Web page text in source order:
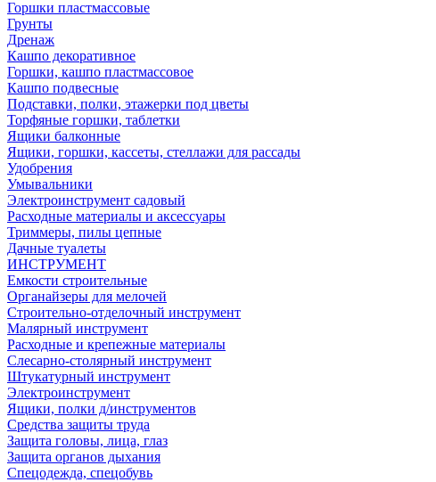
Горшки пластмассовые
Грунты
Дренаж
Кашпо декоративное
Горшки, кашпо пластмассовое
Кашпо подвесные
Подставки, полки, этажерки под цветы
Торфяные горшки, таблетки
Ящики балконные
Ящики, горшки, кассеты, стеллажи для рассады
Удобрения
Умывальники
Электроинструмент садовый
Расходные материалы и аксессуары
Триммеры, пилы цепные
Дачные туалеты
ИНСТРУМЕНТ
Емкости строительные
Органайзеры для мелочей
Строительно-отделочный инструмент
Малярный инструмент
Расходные и крепежные материалы
Слесарно-столярный инструмент
Штукатурный инструмент
Электроинструмент
Ящики, полки д/инструментов
Средства защиты труда
Защита головы, лица, глаз
Защита органов дыхания
Спецодежда, спецобувь